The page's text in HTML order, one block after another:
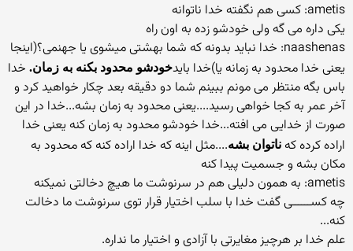
ametis: کسی هم نگفته خدا ناتوانه
یکی داره می گه ولی خودشو زده به اون راه
naashenas: خدا نباید بدونه که شما بهشتی میشوی یا جهنمی؟(اینجا
یعنی خدا محدود به زمانه یا)خدا بایدخودشو محدود بکنه به زمان. خدا
باس بگه منتظر می مونم ببینم شما دو دقیقه بعد چکار خواهید کرد و
آخر عمر به کجا خواهی رسید....یعنی محدود به زمان بشه...خدا در این
صورت از خدایی می افته...خدا خودشو محدود به زمان کنه یعنی خدا
اراده کرده که ناتوان بشه....مثل اینه که خدا اراده کنه که محدود به
مکان بشه و جسمیت پیدا کنه
ametis: به همون دلیلی هم در سرنوشت ما هیچ دخالتی نمیکنه
چه کســــــی گفت خدا با سلب اختیار قرار توی سرنوشت ما دخالت
کنه...
علم خدا بر هرچیز مغایرتی با آزادی و اختیار ما نداره.